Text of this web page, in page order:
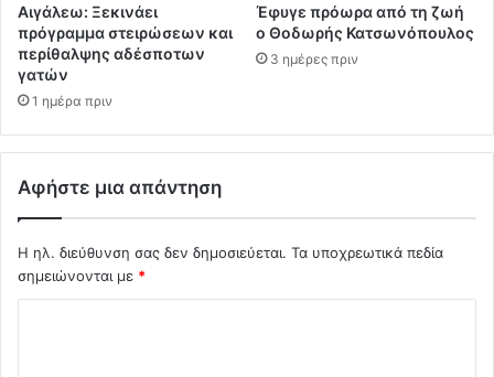
Αιγάλεω: Ξεκινάει
πρόγραμμα στειρώσεων και
περίθαλψης αδέσποτων
γατών
1 ημέρα πριν
Έφυγε πρόωρα από τη ζωή
ο Θοδωρής Κατσωνόπουλος
3 ημέρες πριν
Αφήστε μια απάντηση
Η ηλ. διεύθυνση σας δεν δημοσιεύεται. Τα υποχρεωτικά πεδία
σημειώνονται με *